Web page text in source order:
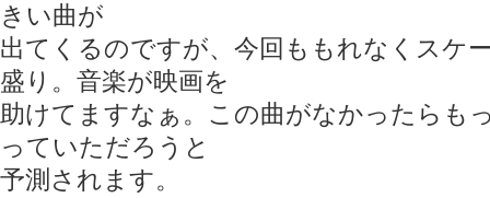
きい曲が
出てくるのですが、今回ももれなくスケ
盛り。音楽が映画を
助けてますなぁ。この曲がなかったらも
っていただろうと
予測されます。